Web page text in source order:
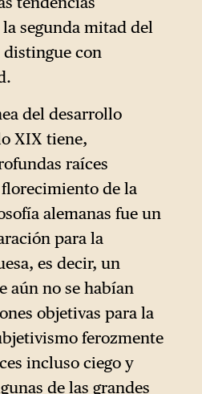
segunda mitad del
con
del desarrollo
XIX tiene,
raíces
de la
alemanas fue un
para la
es decir, un
aún no se habían
objetivas para la
ferozmente
incluso ciego y
de las grandes